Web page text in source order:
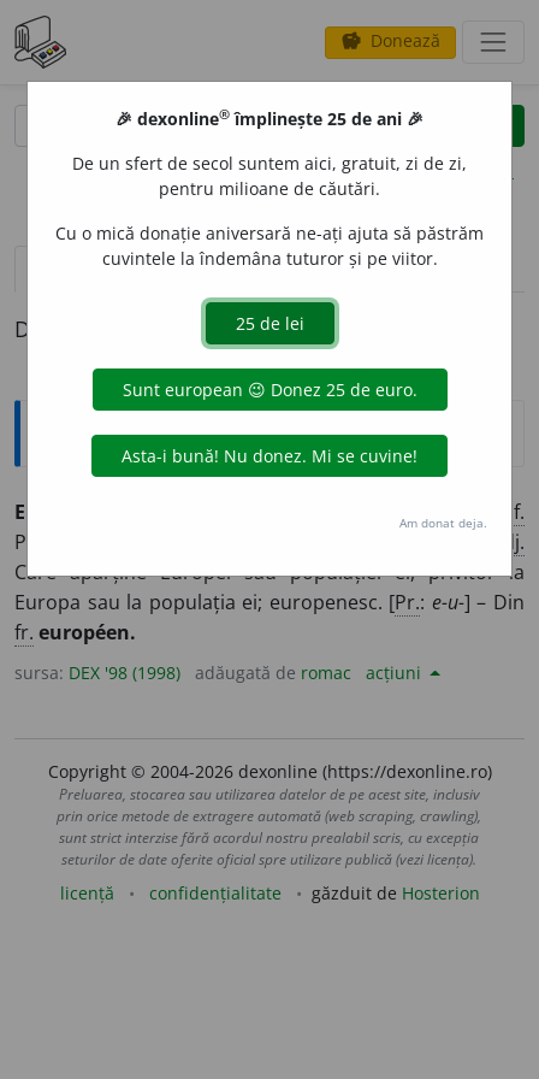
savings Donează
clear
opțiuni
definiții (1) pronunțievolume_up (50)
Definiția cu ID-ul 37660:
Explicative DEX
EUROPE șif.
Persoană care face parte din populația Europei.
Adj.
Care aparține Europei sau populației ei, privitor la
Europa sau la populația ei; europenesc. [Pr.: e-u-] – Din
fr. européen.
sursa: DEX '98 (1998) adăugată de romac acțiuni
Copyright © 2004-2026 dexonline (https://dexonline.ro)
Preluarea, stocarea sau utilizarea datelor de pe acest site, inclusiv
prin orice metode de extragere automată (web scraping, crawling),
sunt strict interzise fără acordul nostru prealabil scris, cu excepția
seturilor de date oferite oficial spre utilizare publică (vezi licența).
licență confidențialitate găzduit de Hosterion
🎉 dexonline® împlinește 25 de ani 🎉
De un sfert de secol suntem aici, gratuit, zi de zi,
pentru milioane de căutări.
Cu o mică donație aniversară ne-ați ajuta să păstrăm
cuvintele la îndemâna tuturor și pe viitor.
Am donat deja.